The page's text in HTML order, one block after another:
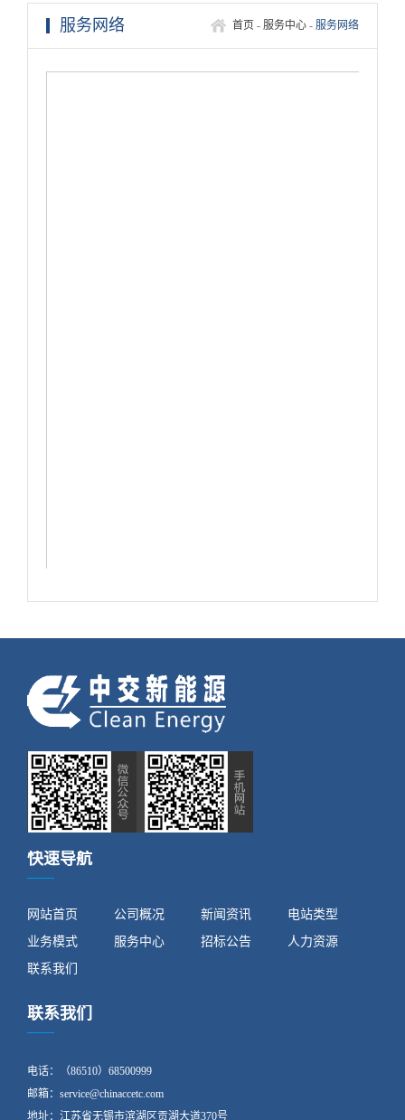
服务网络 首页 - 服务中心 - 服务网络
快速导航
网站首页 公司概况 新闻资讯
电站类型
业务模式
服务中心 招标公告
人力资源
联系我们
联系我们
电话：（86510）68500999
邮箱：service@chinaccetc.com
地址：江苏省无锡市滨湖区贡湖大道370号